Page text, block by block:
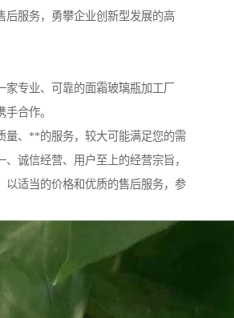
后服务，勇攀企业创新型发展的高
家专业、可靠的面霜玻璃瓶加工厂
合作。
量、**的服务，较大可能满足您的需
、诚信经营、用户至上的经营宗旨，
以适当的价格和优质的售后服务，参